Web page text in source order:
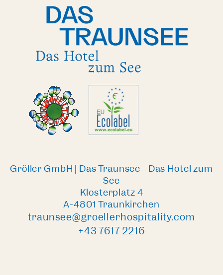
Gröller GmbH | Das Traunsee - Das Hotel zum
See
Klosterplatz 4
A-4801 Traunkirchen
traunsee@groellerhospitality.com
+43 7617 2216